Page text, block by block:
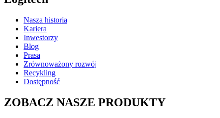
Nasza historia
Kariera
Inwestorzy
Blog
Prasa
Zrównoważony rozwój
Recykling
Dostępność
ZOBACZ NASZE PRODUKTY